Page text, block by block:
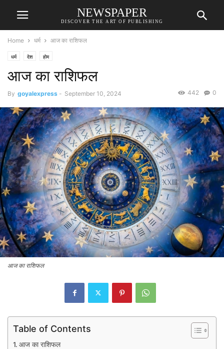
NEWSPAPER
DISCOVER THE ART OF PUBLISHING
Home धर्म आज का राशिफल
धर्म देश होम
आज का राशिफल
By goyalexpress - September 10, 2024 0
442
आज का राशिफल
Table of Contents
आज का राशिफल